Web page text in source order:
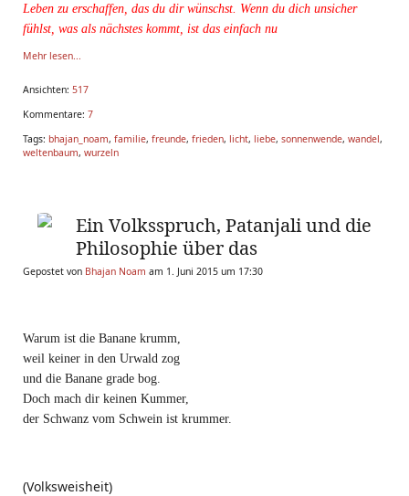
Leben zu erschaffen, das du dir wünschst. Wenn du dich unsicher
fühlst, was als nächstes kommt, ist das einfach nu
Mehr lesen...
Ansichten: 517
Kommentare: 7
Tags: bhajan_noam, familie, freunde, frieden, licht, liebe, sonnenwende, wandel,
weltenbaum, wurzeln
Ein Volksspruch, Patanjali und die
Philosophie über das
Gepostet von Bhajan Noam am 1. Juni 2015 um 17:30
Warum ist die Banane krumm,
weil keiner in den Urwald zog
und die Banane grade bog.
Doch mach dir keinen Kummer,
der Schwanz vom Schwein ist krummer.
(Volksweisheit)